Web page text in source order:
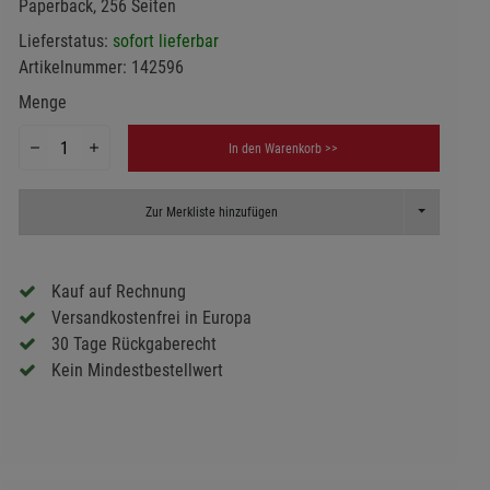
Paperback, 256 Seiten
Lieferstatus: sofort lieferbar
Artikelnummer: 142596
Menge
In den Warenkorb >>
Zur Merkliste hinzufügen Toggle
Kauf auf Rechnung
Versandkostenfrei in Europa
30 Tage Rückgaberecht
Kein Mindestbestellwert